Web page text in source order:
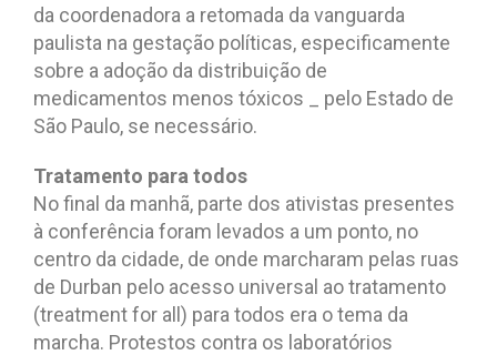
da coordenadora a retomada da vanguarda
paulista na gestação políticas, especificamente
sobre a adoção da distribuição de
medicamentos menos tóxicos _ pelo Estado de
São Paulo, se necessário.
Tratamento para todos
No final da manhã, parte dos ativistas presentes
à conferência foram levados a um ponto, no
centro da cidade, de onde marcharam pelas ruas
de Durban pelo acesso universal ao tratamento
(treatment for all) para todos era o tema da
marcha. Protestos contra os laboratórios